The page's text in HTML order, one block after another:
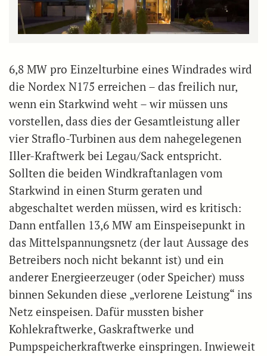
6,8 MW pro Einzelturbine eines Windrades wird
die Nordex N175 erreichen – das freilich nur,
wenn ein Starkwind weht – wir müssen uns
vorstellen, dass dies der Gesamtleistung aller
vier Straflo-Turbinen aus dem nahegelegenen
Iller-Kraftwerk bei Legau/Sack entspricht.
Sollten die beiden Windkraftanlagen vom
Starkwind in einen Sturm geraten und
abgeschaltet werden müssen, wird es kritisch:
Dann entfallen 13,6 MW am Einspeisepunkt in
das Mittelspannungsnetz (der laut Aussage des
Betreibers noch nicht bekannt ist) und ein
anderer Energieerzeuger (oder Speicher) muss
binnen Sekunden diese „verlorene Leistung“ ins
Netz einspeisen. Dafür mussten bisher
Kohlekraftwerke, Gaskraftwerke und
Pumpspeicherkraftwerke einspringen. Inwieweit